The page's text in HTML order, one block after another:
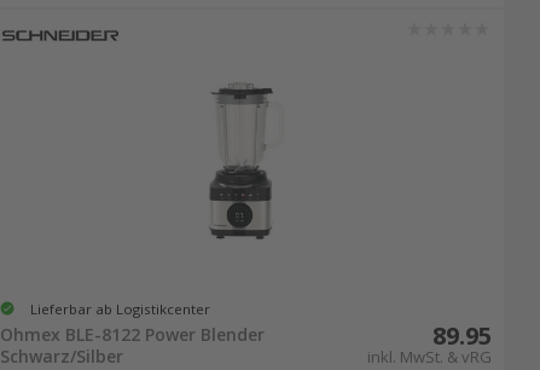
Lieferbar ab Logistikcenter
Ohmex BLE-8122 Power Blender
Schwarz/Silber
89.95
inkl. MwSt. & vRG